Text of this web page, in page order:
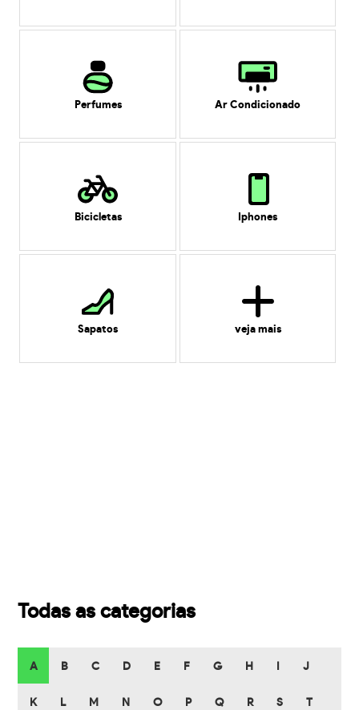
Perfumes Ar Condicionado
Bicicletas Iphones
Sapatos veja mais
Todas as categorias
A B C D E F G H J
K L M N O P Q R S T